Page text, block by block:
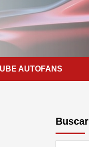
AUTOFANS
Buscar